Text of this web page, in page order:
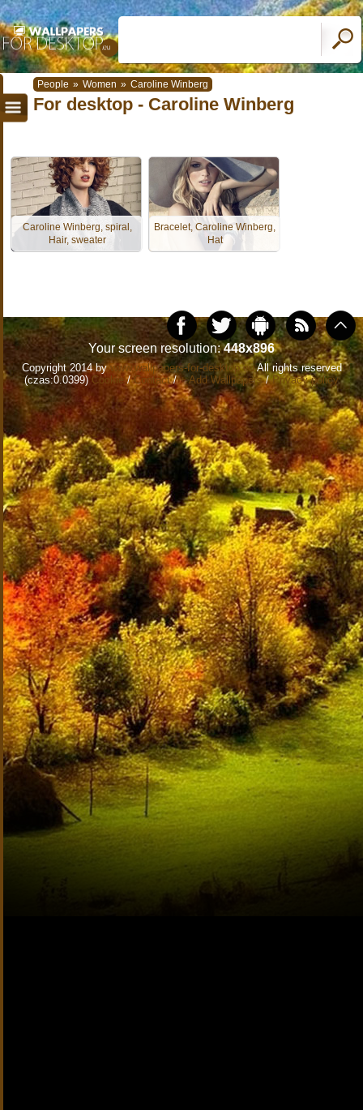
People » Women » Caroline Winberg
For desktop - Caroline Winberg
Caroline Winberg, spiral,
Hair, sweater
Bracelet, Caroline Winberg,
Hat
Your screen resolution:448x896
Copyright 2014 bywww.wallpapers-for-desktop.euAll rights reserved
(czas:0.0399) Cookie/Contact/+ Add Wallpapers/Privacy policy